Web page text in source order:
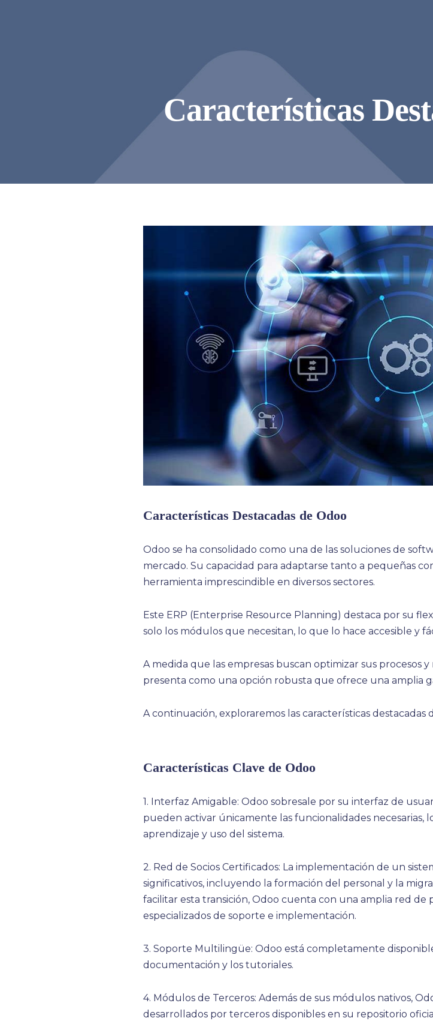
Características
Características Destacadas de Odoo
Odoo se ha consolidado como una de las soluciones de
mercado. Su capacidad para adaptarse tanto a pequeñas
herramienta imprescindible en diversos sectores.
Este ERP (Enterprise Resource Planning) destaca por su
solo los módulos que necesitan, lo que lo hace accesible y
A medida que las empresas buscan optimizar sus procesos
presenta como una opción robusta que ofrece una amplia
A continuación, exploraremos las características destacadas
Características Clave de Odoo
1. Interfaz Amigable: Odoo sobresale por su interfaz de
pueden activar únicamente las funcionalidades
aprendizaje y uso del sistema.
2. Red de Socios Certificados: La implementación de un
significativos, incluyendo la formación del personal y la
facilitar esta transición, Odoo cuenta con una amplia red
especializados de soporte e implementación.
3. Soporte Multilingüe: Odoo está completamente
documentación y los tutoriales.
4. Módulos de Terceros: Además de sus módulos nativos,
desarrollados por terceros disponibles en su repositorio